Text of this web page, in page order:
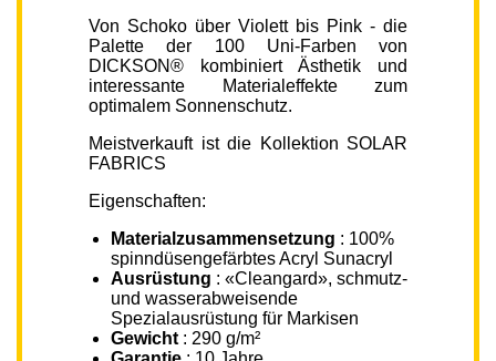
Von Schoko über Violett bis Pink - die
Palette der 100 Uni-Farben von
DICKSON® kombiniert Ästhetik und
interessante Materialeffekte zum
optimalem Sonnenschutz.
Meistverkauft ist die Kollektion SOLAR
FABRICS
Eigenschaften:
Materialzusammensetzung : 100%
spinndüsengefärbtes Acryl Sunacryl
Ausrüstung : «Cleangard», schmutz-
und wasserabweisende
Spezialausrüstung für Markisen
Gewicht : 290 g/m²